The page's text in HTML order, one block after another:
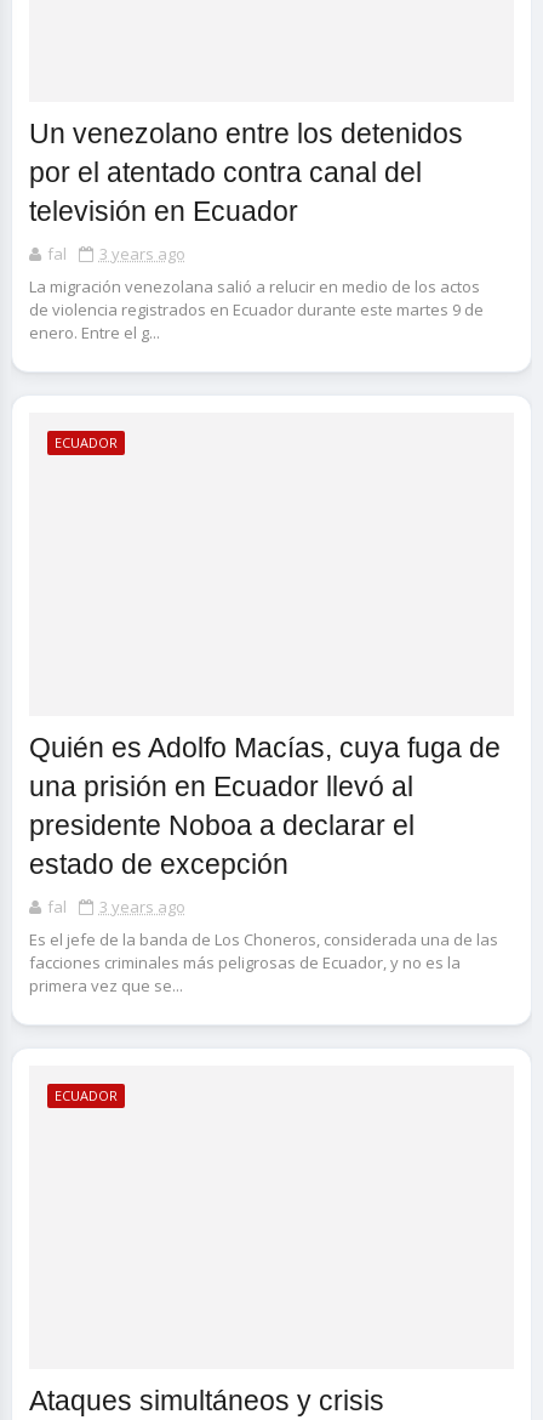
Un venezolano entre los detenidos
por el atentado contra canal del
televisión en Ecuador
fal
3 years ago
La migración venezolana salió a relucir en medio de los actos
de violencia registrados en Ecuador durante este martes 9 de
enero. Entre el g...
ECUADOR
Quién es Adolfo Macías, cuya fuga de
una prisión en Ecuador llevó al
presidente Noboa a declarar el
estado de excepción
fal
3 years ago
Es el jefe de la banda de Los Choneros, considerada una de las
facciones criminales más peligrosas de Ecuador, y no es la
primera vez que se...
ECUADOR
Ataques simultáneos y crisis